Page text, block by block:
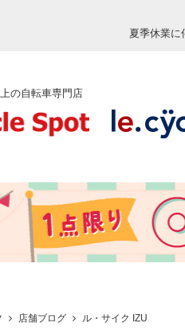
夏季休業に
の自転車専門店
店舗ブログ ル・サイク IZU